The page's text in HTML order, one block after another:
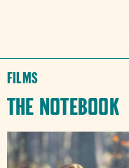
Films
The Notebook